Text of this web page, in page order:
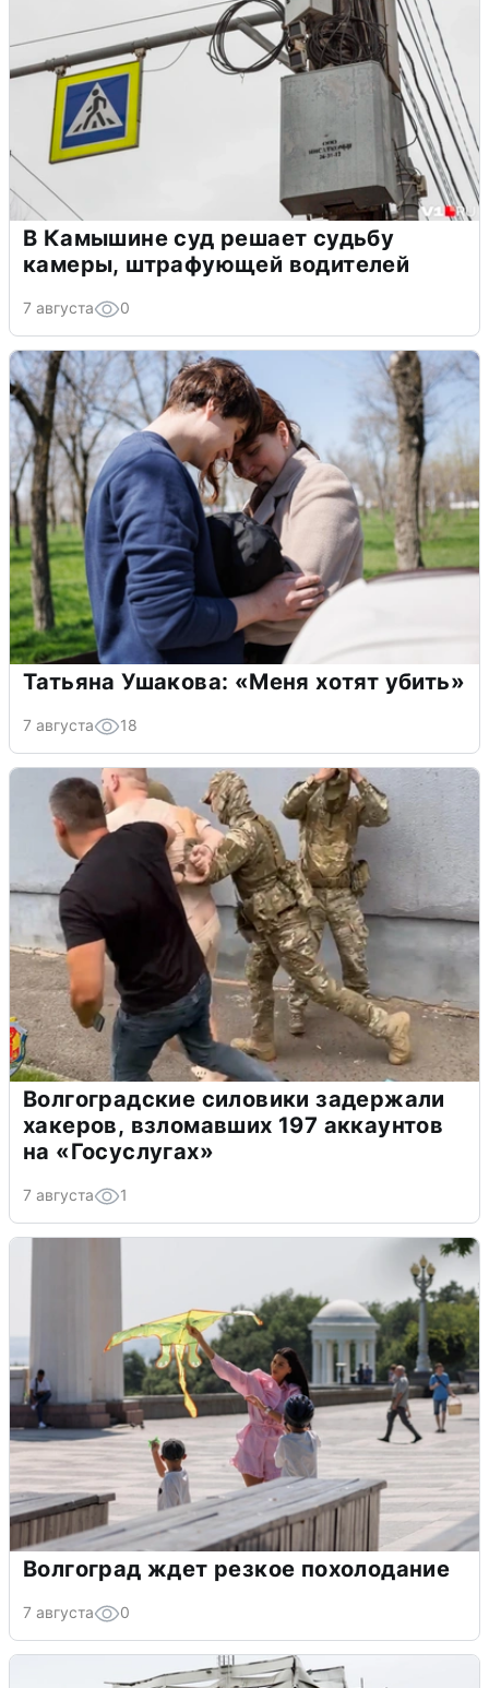
В Камышине суд решает судьбу
камеры, штрафующей водителей
7 августа 0
Татьяна Ушакова: «Меня хотят убить»
7 августа 18
Волгоградские силовики задержали
хакеров, взломавших 197 аккаунтов
на «Госуслугах»
7 августа 1
Волгоград ждет резкое похолодание
7 августа 0